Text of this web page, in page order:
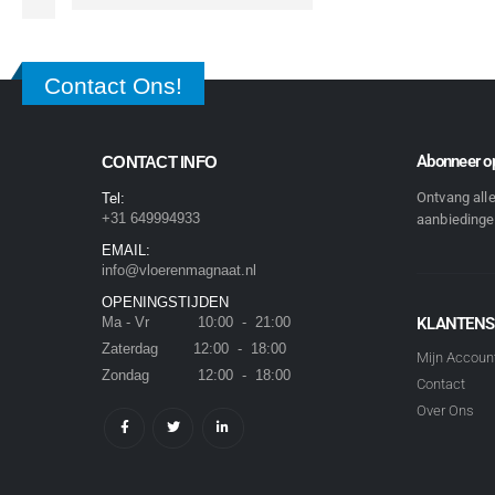
Contact Ons!
CONTACT INFO
Tel:
+31 649994933
EMAIL:
info@vloerenmagnaat.nl
OPENINGSTIJDEN
Ma - Vr 10:00 - 21:00
Zaterdag 12:00 - 18:00
Zondag 12:00 - 18:00
Abonneer
Ontvang
Mijn
Contact
Over Ons